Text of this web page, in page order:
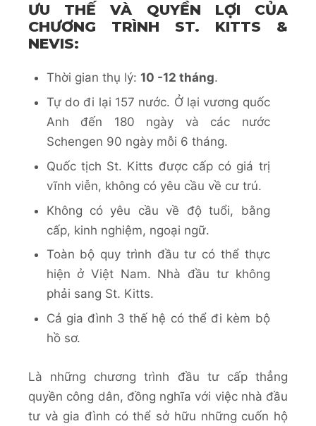
ƯU THẾ VÀ QUYỀN LỢI CỦA
CHƯƠNG TRÌNH ST. KITTS &
NEVIS:
Thời gian thụ lý: 10 -12 tháng.
Tự do đi lại 157 nước. Ở lại vương quốc
Anh đến 180 ngày và các nước
Schengen 90 ngày mỗi 6 tháng.
Quốc tịch St. Kitts được cấp có giá trị
vĩnh viễn, không có yêu cầu về cư trú.
Không có yêu cầu về độ tuổi, bằng
cấp, kinh nghiệm, ngoại ngữ.
Toàn bộ quy trình đầu tư có thể thực
hiện ở Việt Nam. Nhà đầu tư không
phải sang St. Kitts.
Cả gia đình 3 thế hệ có thể đi kèm bộ
hồ sơ.
Là những chương trình đầu tư cấp thẳng
quyền công dân, đồng nghĩa với việc nhà đầu
tư và gia đình có thể sở hữu những cuốn hộ